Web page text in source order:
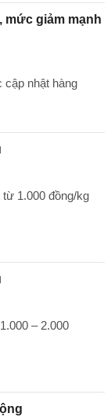
mức giảm mạnh
cập nhật hàng
1.000 đồng/kg
– 2.000